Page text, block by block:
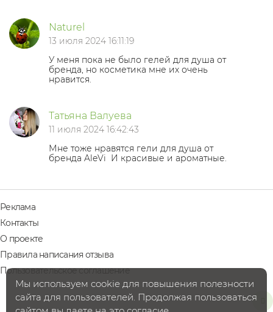
Naturel
13 июля 2024 16:11:19
У меня пока не было гелей для душа от
бренда, но косметика мне их очень
нравится.
Татьяна Валуева
11 июля 2024 16:42:43
Мне тоже нравятся гели для душа от
бренда AleVi И красивые и ароматные.
Реклама
Контакты
О проекте
Правила написания отзыва
Пользовательское соглашение
Мы используем cookie для повышения полезности
сайта для пользователей. Продолжая пользоваться